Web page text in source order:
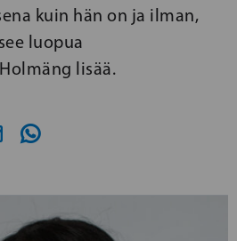
kuin hän on ja ilman,
luopua
lisää.